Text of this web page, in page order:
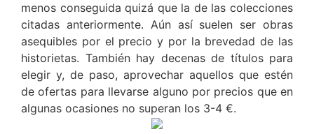
menos conseguida quizá que la de las colecciones
citadas anteriormente. Aún así suelen ser obras
asequibles por el precio y por la brevedad de las
historietas. También hay decenas de títulos para
elegir y, de paso, aprovechar aquellos que estén
de ofertas para llevarse alguno por precios que en
algunas ocasiones no superan los 3-4 €.